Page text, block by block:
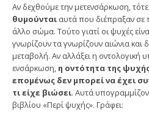
Αν δεχθούμε την μετενσάρκωση,
θυμούνται αυτά που διέπραξαν
άλλο σώμα. Τούτο γιατί οι ψυχές
γνωρίζουν τα γνωρίζουν αιώνια και
μεταβολή. Αν αλλάξει η οντο­λογική
ενσάρκωση, η οντότητα της ψυχής
επομένως δεν μπορεί να έχει
τι είχε βιώσει. Αυτά
βιβλίου «Περί ψυχής». Γράφει: